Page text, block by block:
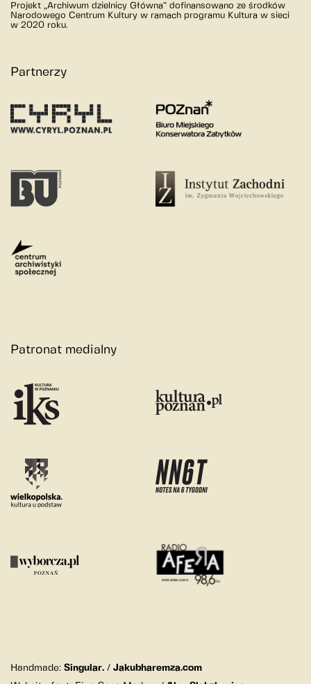
Projekt „Archiwum dzielnicy Główna” dofinansowano ze środków
Narodowego Centrum Kultury w ramach programu Kultura w sieci
w 2020 roku.
Partnerzy
Patronat medialny
Handmade: Singular. / Jakubharemza.com